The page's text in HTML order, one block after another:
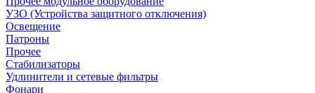
УЗО (Устройства защитного отключения)
Освещение
Патроны
Прочее
Стабилизаторы
Удлинители и сетевые фильтры
Фонари